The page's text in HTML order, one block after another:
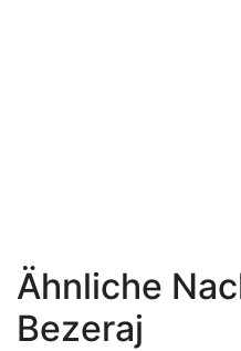
Ähnliche
Bezeraj